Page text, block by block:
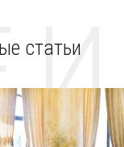
И
статьи